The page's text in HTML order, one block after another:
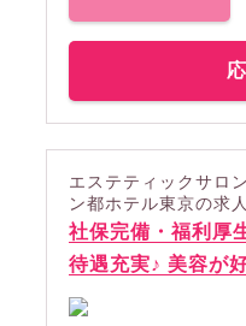
エステティックサ
ン都ホテル東京の求人
社保完備・福利厚
待遇充実♪ 美容が